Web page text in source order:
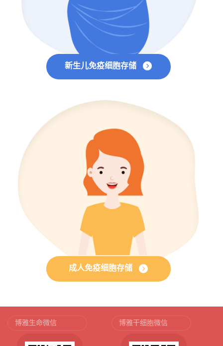
新生儿免疫细胞存储
成人免疫细胞存储
博雅生命微信 博雅干细胞微信